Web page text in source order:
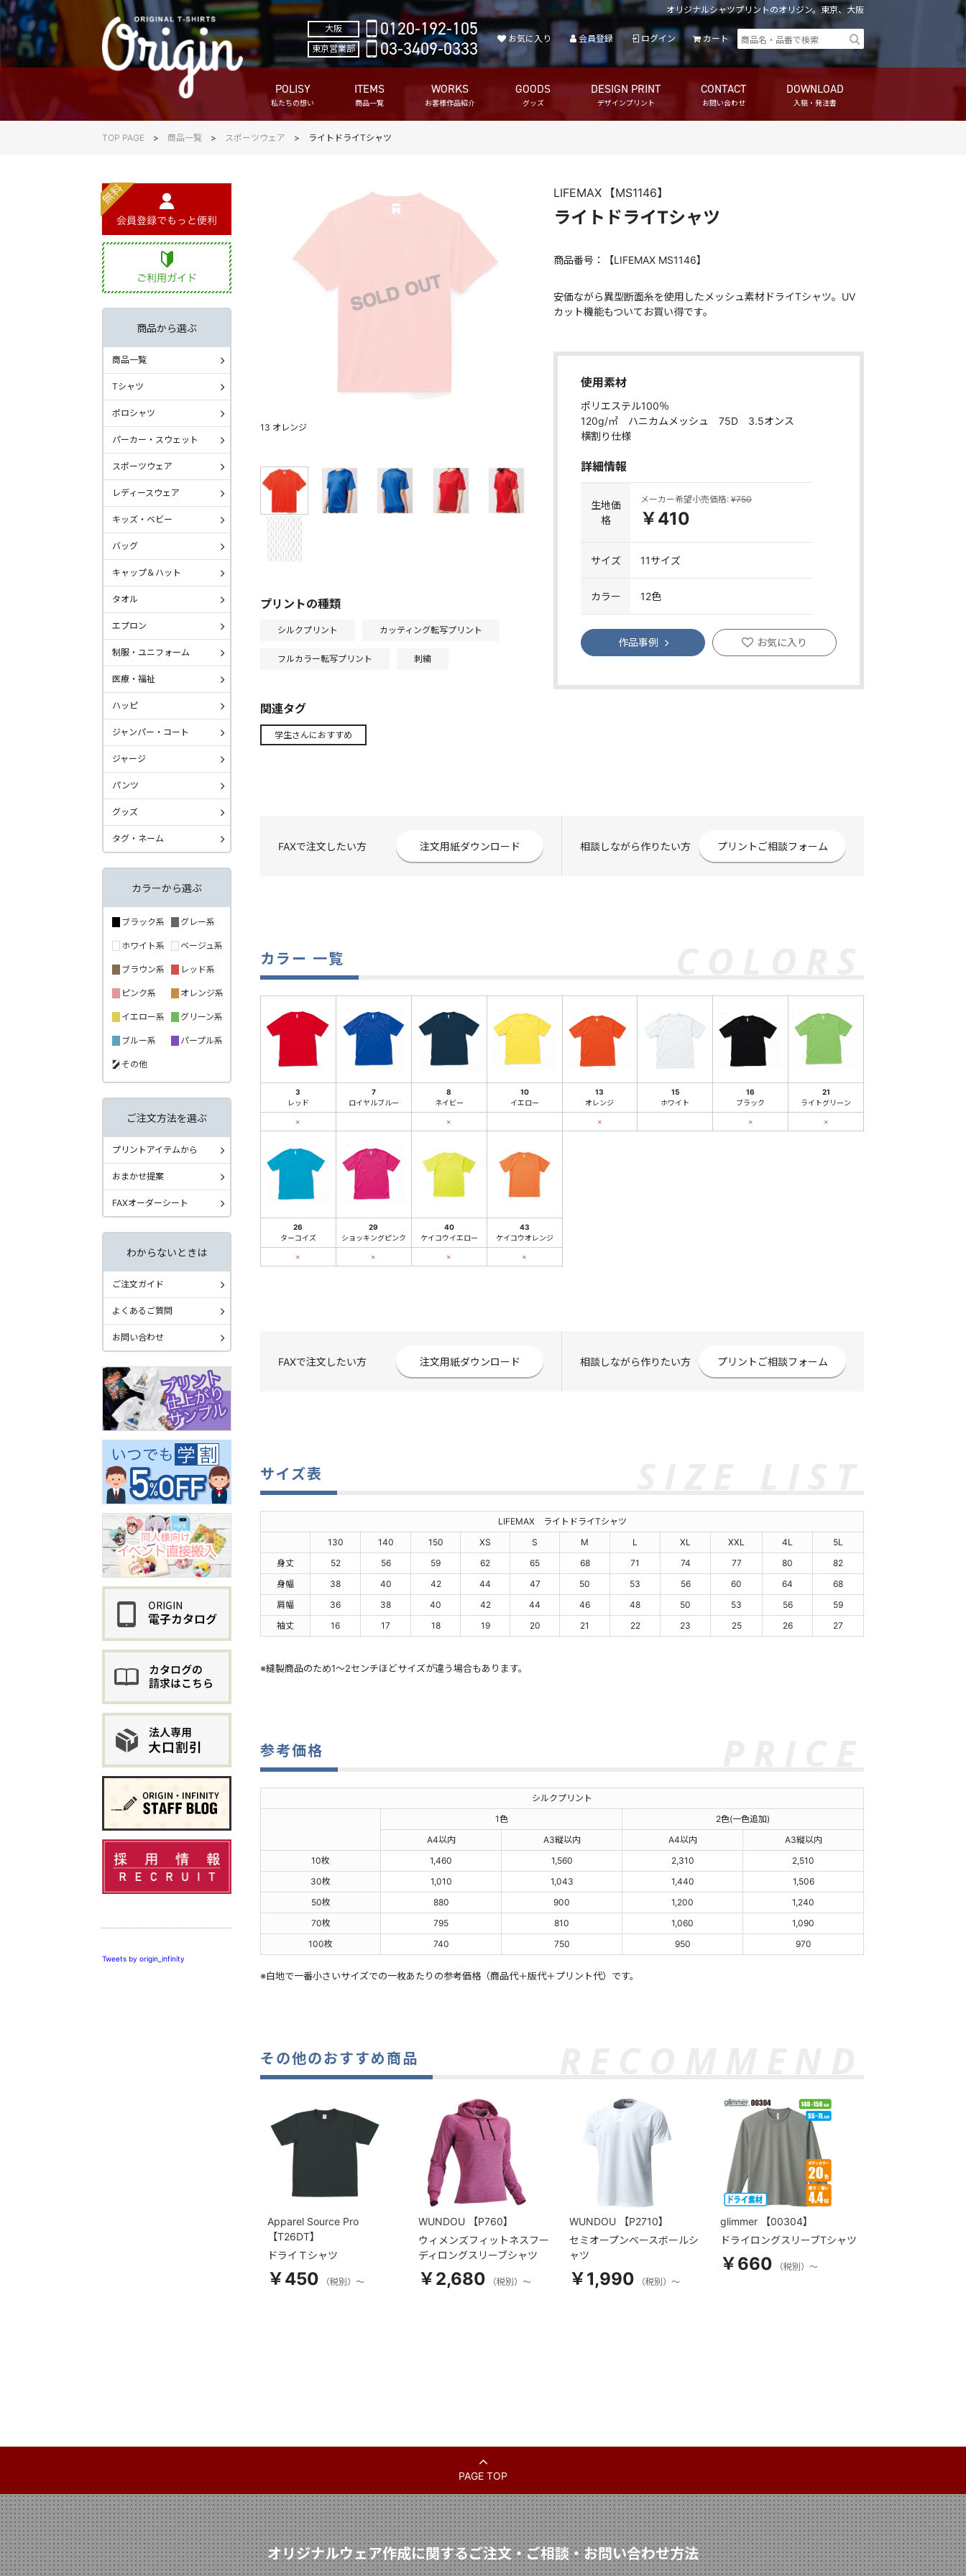
オリジナルシャツプリントのオリジン。東京、大阪
POLISY
私たちの想い
ITEMS
商品一覧
WORKS
お客様作品紹介
GOODS
グッズ
DESIGN PRINT
デザインプリント
CONTACT
お問い合わせ
DOWNLOAD
入稿・発注書
大阪 0120-192-105
東京営業部 03-3409-0333 お気に入り 会員登録 ログイン カート
TOP PAGE 商品一覧 スポーツウェア ライトドライTシャツ
13 オレンジ
プリントの種類
シルクプリント カッティング転写プリント
フルカラー転写プリント 刺繍
関連タグ
学生さんにおすすめ
LIFEMAX 【MS1146】
ライトドライTシャツ
商品番号：【LIFEMAX MS1146】
安価ながら異型断面糸を使用したメッシュ素材ドライTシャツ。UV
カット機能もついてお買い得です。
使用素材
ポリエステル100％
120g/㎡ ハニカムメッシュ 75D 3.5オンス
横割り仕様
詳細情報
生地価
格
メーカー希望小売価格: ¥750
￥410
サイズ 11サイズ
カラー 12色
作品事例 お気に入り
FAXで注文したい方 注文用紙ダウンロード 相談しながら作りたい方 プリントご相談フォーム
カラー 一覧
3
レッド
×
7
ロイヤルブルー
8
ネイビー
×
10
イエロー
13
オレンジ
×
15
ホワイト
16
ブラック
×
21
ライトグリーン
×
26
ターコイズ
×
29
ショッキングピンク
×
40
ケイコウイエロー
×
43
ケイコウオレンジ
×
FAXで注文したい方 注文用紙ダウンロード 相談しながら作りたい方 プリントご相談フォーム
サイズ表
LIFEMAX ライトドライTシャツ
130
140 150 XS S M L XL XXL 4L
5L
身丈
52 56 59 62 65 68 71 74 77 80
82
身幅
38 40 42 44 47 50 53 56 60 64
68
肩幅
36 38 40 42 44 46 48 50 53 56
59
袖丈
16 17 18 19 20 21 22 23 25 26 27
※縫製商品のため1～2センチほどサイズが違う場合もあります。
参考価格
シルクプリント
1色
2色(一色追加)
A4以内
A3縦以内 A4以内
A3縦以内
10枚
1,460 1,560 2,310
2,510
30枚
1,010 1,043 1,440
1,506
50枚
880 900 1,200
1,240
70枚
795 810 1,060
1,090
100枚
740 750 950 970
※白地で一番小さいサイズでの一枚あたりの参考価格（商品代＋版代＋プリント代）です。
その他のおすすめ商品
Apparel Source Pro
【T26DT】
ドライＴシャツ
￥450 （税別）～
WUNDOU
【P760】
ウィメンズフィットネスフー
ディロングスリーブシャツ
￥2,680 （税別）～
WUNDOU
【P2710】
セミオープンベースボールシ
ャツ
￥1,990 （税別）～
glimmer
【00304】
ドライロングスリーブTシャツ
￥660 （税別）～
商品から選ぶ
商品一覧
Tシャツ
ポロシャツ
パーカー・スウェット
スポーツウェア
レディースウェア
キッズ・ベビー
バッグ
キャップ＆ハット
タオル
エプロン
制服・ユニフォーム
医療・福祉
ハッピ
ジャンパー・コート
ジャージ
パンツ
グッズ
タグ・ネーム
カラーから選ぶ
ブラック系 グレー系
ホワイト系 ベージュ系
ブラウン系 レッド系
ピンク系 オレンジ系
イエロー系 グリーン系
ブルー系 パープル系
その他
ご注文方法を選ぶ
プリントアイテムから
おまかせ提案
FAXオーダーシート
わからないときは
ご注文ガイド
よくあるご質問
お問い合わせ
Tweets by origin_infinity
PAGE TOP
オリジナルウェア作成に関するご注文・ご相談・お問い合わせ方法